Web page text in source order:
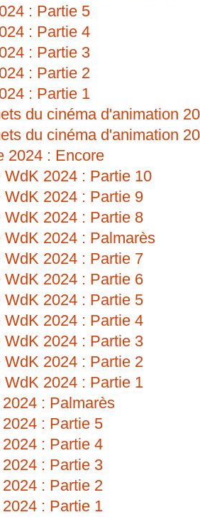
: Partie 5
: Partie 4
: Partie 3
: Partie 2
: Partie 1
du cinéma d'animation
du cinéma d'animation
2024 : Encore
WdK 2024 : Partie 10
WdK 2024 : Partie 9
WdK 2024 : Partie 8
WdK 2024 : Palmarès
WdK 2024 : Partie 7
WdK 2024 : Partie 6
WdK 2024 : Partie 5
WdK 2024 : Partie 4
WdK 2024 : Partie 3
WdK 2024 : Partie 2
WdK 2024 : Partie 1
: Palmarès
: Partie 5
: Partie 4
: Partie 3
: Partie 2
: Partie 1